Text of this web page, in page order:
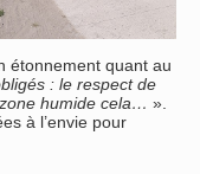
étonnement quant au
: le respect de
humide cela… ».
à l’envie pour